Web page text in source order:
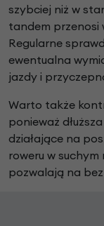
szybciej niż w
tandem przenosi
Regularne
ewentualna
jazdy i
Warto także
ponieważ
działające na
roweru w
pozwalają na